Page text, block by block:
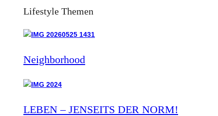
Lifestyle Themen
Neighborhood
LEBEN – JENSEITS DER NORM!